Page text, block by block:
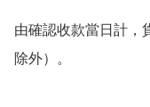
由確認收款當日計，
除外）。